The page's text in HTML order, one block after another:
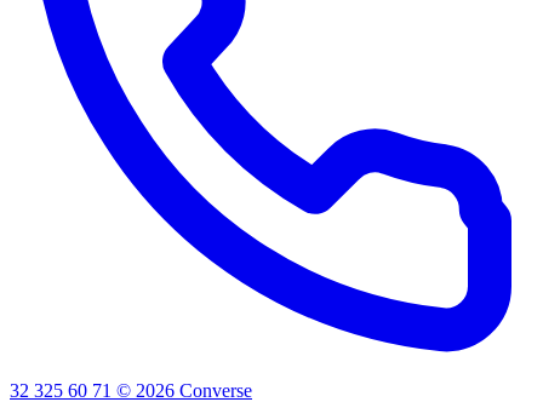
32 325 60 71 © 2026 Converse